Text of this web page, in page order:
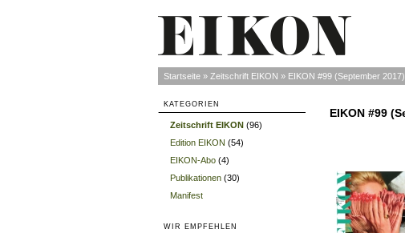
Startseite » Zeitschrift EIKON » EIKON #99 (September 2017)
KATEGORIEN
Zeitschrift EIKON (96)
Edition EIKON (54)
EIKON-Abo (4)
Publikationen (30)
Manifest
WIR EMPFEHLEN
EIKON #99